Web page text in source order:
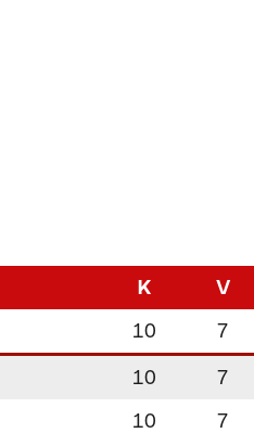
K V
10 7
10 7
10 7